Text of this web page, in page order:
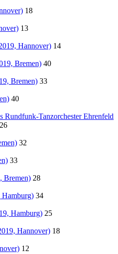
18
13
Hannover) 14
Bremen) 40
Bremen) 33
40
Rundfunk-Tanzorchester Ehrenfeld
26
32
33
Bremen) 28
34
Hamburg) 25
Hannover) 18
12